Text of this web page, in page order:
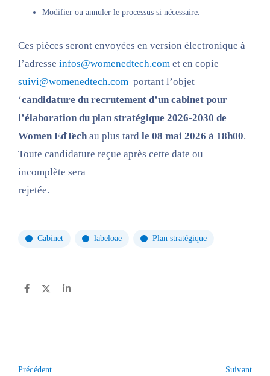
Modifier ou annuler le processus si nécessaire.
Ces pièces seront envoyées en version électronique à
l’adresse infos@womenedtech.com et en copie
suivi@womenedtech.com portant l’objet
‘candidature du recrutement d’un cabinet pour
l’élaboration du plan stratégique 2026-2030 de
Women EdTech au plus tard le 08 mai 2026 à 18h00.
Toute candidature reçue après cette date ou
incomplète sera
Cabinet labeloae Plan stratégique
Précédent Suivant